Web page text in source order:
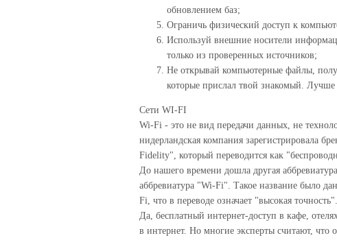
обновлением баз;
Ограничь физический доступ к
Используй внешние носители
только из проверенных источников;
Не открывай компьютерные файлы,
которые прислал твой знакомый.
Сети WI-FI
Wi-Fi - это не вид передачи данных, не
нидерландская компания зарегистрировала
Fidelity", который переводится как
До нашего времени дошла другая
аббревиатура "Wi-Fi". Такое название было
Fi, что в переводе означает "высокая точность".
Да, бесплатный интернет-доступ в кафе,
в интернет. Но многие эксперты считают,